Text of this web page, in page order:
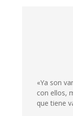
«Ya son
con ellos,
que tiene